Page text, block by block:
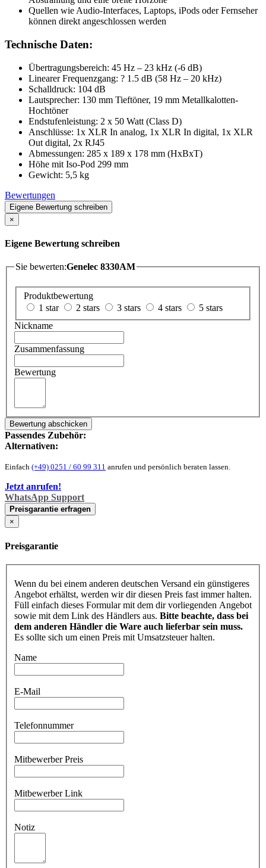
Quellen wie Audio-Interfaces, Laptops, iPods oder Fernseher
können direkt angeschlossen werden
Technische Daten:
Übertragungsbereich: 45 Hz – 23 kHz (-6 dB)
Linearer Frequenzgang: ? 1.5 dB (58 Hz – 20 kHz)
Schalldruck: 104 dB
Lautsprecher: 130 mm Tieftöner, 19 mm Metallkalotten-
Hochtöner
Endstufenleistung: 2 x 50 Watt (Class D)
Anschlüsse: 1x XLR In analog, 1x XLR In digital, 1x XLR
Out digital, 2x RJ45
Abmessungen: 285 x 189 x 178 mm (HxBxT)
Höhe mit Iso-Pod 299 mm
Gewicht: 5,5 kg
Bewertungen
Eigene Bewertung schreiben
×
Eigene Bewertung schreiben
Sie bewerten:Genelec 8330AM
Produktbewertung
1 star
2 stars 3 stars 4 stars
5 stars
Nickname
Zusammenfassung
Bewertung
Bewertung abschicken
Passendes Zubehör:
Alternativen:
Einfach (+49) 0251 / 60 99 311 anrufen und persönlich beraten lassen.
Jetzt anrufen!
WhatsApp Support
Preisgarantie erfragen
×
Preisgarantie
Wenn du bei einem anderen deutschen Versand ein günstigeres
Angebot erhältst, werden wir dir diesen Preis fast immer halten.
Füll einfach dieses Formular mit dem dir vorliegenden Angebot
sowie mit dem Link des Händlers aus. Bitte beachte, dass bei
dem anderen Händler die Ware auch lieferbar sein muss.
Es sollte sich um einen Preis mit Umsatzsteuer halten.
Name
E-Mail
Telefonnummer
Mitbewerber Preis
Mitbewerber Link
Notiz